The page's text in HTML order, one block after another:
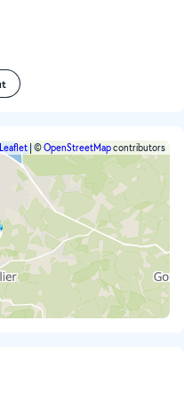
©OpenStreetMapcontributors